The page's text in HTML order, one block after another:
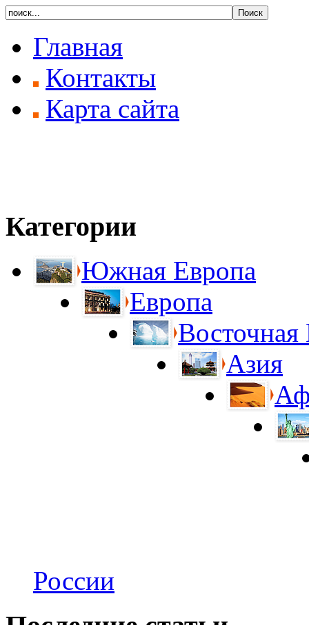
Главная
Контакты
Карта сайта
Категории
Южная Европа
Европа
Восточная
Азия
России